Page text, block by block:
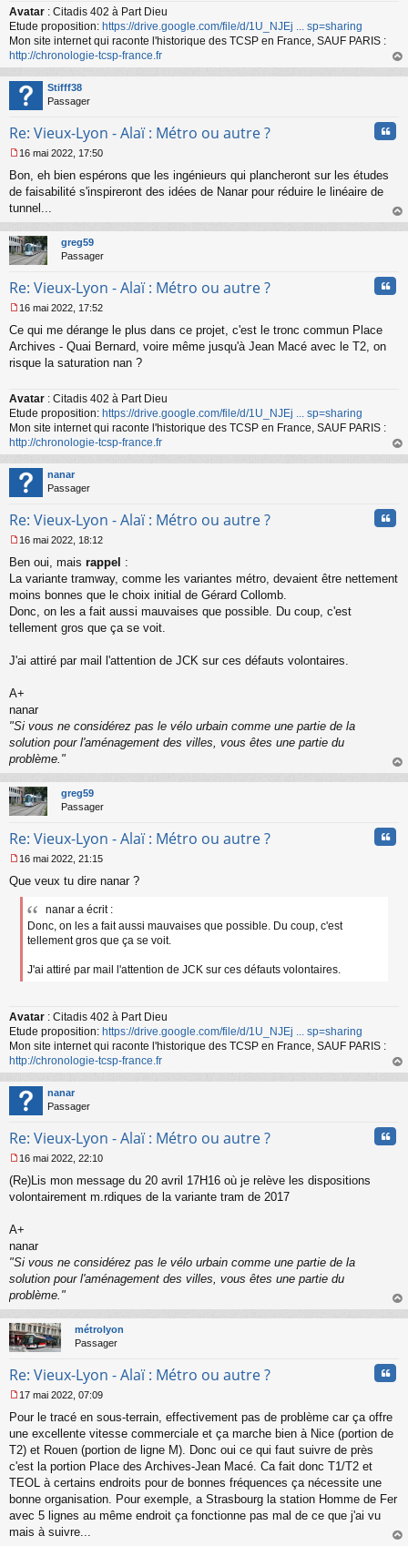
Avatar : Citadis 402 à Part Dieu
Etude proposition: https://drive.google.com/file/d/1U_NJEj ... sp=sharing
Mon site internet qui raconte l'historique des TCSP en France, SAUF PARIS :
http://chronologie-tcsp-france.fr
au
Stifff38
Passager
Re: Vieux-Lyon - Alaï : Métro ou autre ?
e
s
s
g
e
n
n
u
16 mai 2022, 17:50
Bon, eh bien espérons que les ingénieurs qui plancheront sur les études
de faisabilité s'inspireront des idées de Nanar pour réduire le linéaire de
tunnel...
au
greg59
Passager
Re: Vieux-Lyon - Alaï : Métro ou autre ?
e
s
s
e
n
o
n
l
u
16 mai 2022, 17:52
Ce qui me dérange le plus dans ce projet, c'est le tronc commun Place
Archives - Quai Bernard, voire même jusqu'à Jean Macé avec le T2, on
risque la saturation nan ?
Avatar : Citadis 402 à Part Dieu
Etude proposition: https://drive.google.com/file/d/1U_NJEj ... sp=sharing
Mon site internet qui raconte l'historique des TCSP en France, SAUF PARIS :
http://chronologie-tcsp-france.fr
au
nanar
Passager
Re: Vieux-Lyon - Alaï : Métro ou autre ?
e
s
s
g
e
o
u
16 mai 2022, 18:12
Ben oui, mais rappel :
La variante tramway, comme les variantes métro, devaient être nettement
moins bonnes que le choix initial de Gérard Collomb.
Donc, on les a fait aussi mauvaises que possible. Du coup, c'est
tellement gros que ça se voit.
J'ai attiré par mail l'attention de JCK sur ces défauts volontaires.
A+
nanar
"Si vous ne considérez pas le vélo urbain comme une partie de la
solution pour l'aménagement des villes, vous êtes une partie du
problème."
au
greg59
Passager
Re: Vieux-Lyon - Alaï : Métro ou autre ?
e
s
u
16 mai 2022, 21:15
Que veux tu dire nanar ?
nanar a écrit :
Donc, on les a fait aussi mauvaises que possible. Du coup, c'est
tellement gros que ça se voit.
J'ai attiré par mail l'attention de JCK sur ces défauts volontaires.
Avatar : Citadis 402 à Part Dieu
Etude proposition: https://drive.google.com/file/d/1U_NJEj ... sp=sharing
Mon site internet qui raconte l'historique des TCSP en France, SAUF PARIS :
http://chronologie-tcsp-france.fr
au
nanar
Passager
Re: Vieux-Lyon - Alaï : Métro ou autre ?
e
s
g
e
n
o
n
u
16 mai 2022, 22:10
(Re)Lis mon message du 20 avril 17H16 où je relève les dispositions
volontairement m.rdiques de la variante tram de 2017
A+
nanar
"Si vous ne considérez pas le vélo urbain comme une partie de la
solution pour l'aménagement des villes, vous êtes une partie du
problème."
au
métrolyon
Passager
Re: Vieux-Lyon - Alaï : Métro ou autre ?
e
s
s
a
g
e
n
o
n
17 mai 2022, 07:09
Pour le tracé en sous-terrain, effectivement pas de problème car ça offre
une excellente vitesse commerciale et ça marche bien à Nice (portion de
T2) et Rouen (portion de ligne M). Donc oui ce qui faut suivre de près
c'est la portion Place des Archives-Jean Macé. Ca fait donc T1/T2 et
TEOL à certains endroits pour de bonnes fréquences ça nécessite une
bonne organisation. Pour exemple, a Strasbourg la station Homme de Fer
avec 5 lignes au même endroit ça fonctionne pas mal de ce que j'ai vu
mais à suivre...